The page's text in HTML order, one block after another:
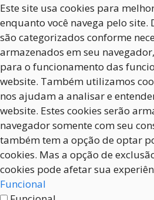
Este site usa cookies para
enquanto você navega pelo site.
são categorizados conforme
armazenados em seu
para o funcionamento das
website. Também utilizamos
nos ajudam a analisar e
website. Estes cookies serão
navegador somente com seu
também tem a opção de optar
cookies. Mas a opção de
cookies pode afetar sua
Funcional